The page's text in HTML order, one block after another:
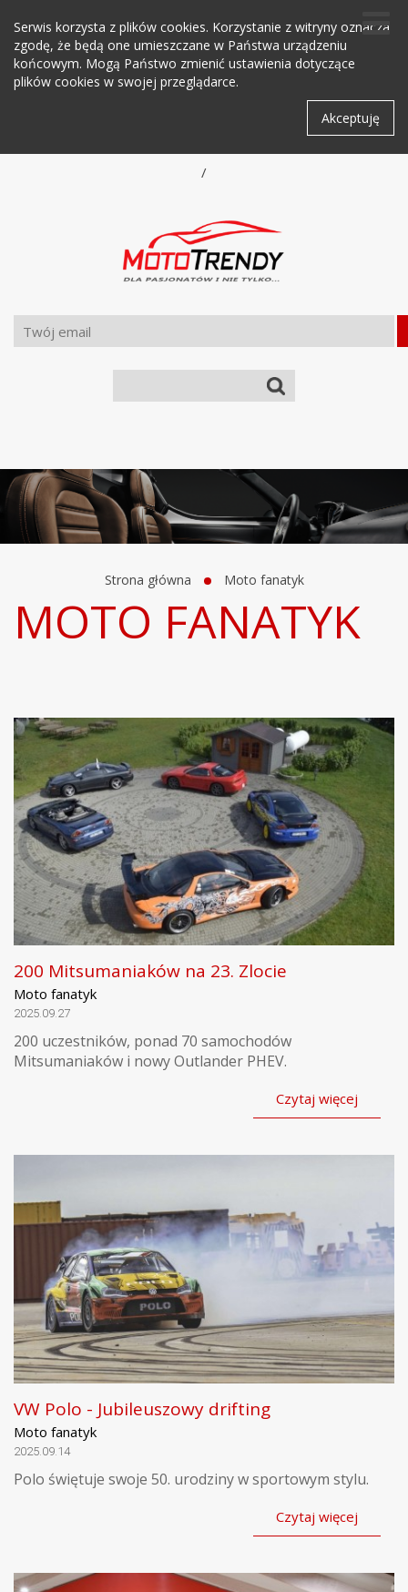
Serwis korzysta z plików cookies. Korzystanie z witryny oznacza
zgodę, że będą one umieszczane w Państwa urządzeniu
końcowym. Mogą Państwo zmienić ustawienia dotyczące
plików cookies w swojej przeglądarce.
Akceptuję
/
Strona główna Moto fanatyk
MOTO FANATYK
200 Mitsumaniaków na 23. Zlocie
Moto fanatyk
2025.09.27
200 uczestników, ponad 70 samochodów
Mitsumaniaków i nowy Outlander PHEV.
Czytaj więcej
VW Polo - Jubileuszowy drifting
Moto fanatyk
2025.09.14
Polo świętuje swoje 50. urodziny w sportowym stylu.
Czytaj więcej